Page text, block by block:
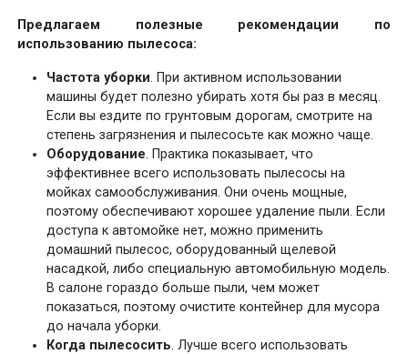
Предлагаем полезные рекомендации по
использованию пылесоса:
Частота уборки. При активном использовании
машины будет полезно убирать хотя бы раз в месяц.
Если вы ездите по грунтовым дорогам, смотрите на
степень загрязнения и пылесосьте как можно чаще.
Оборудование. Практика показывает, что
эффективнее всего использовать пылесосы на
мойках самообслуживания. Они очень мощные,
поэтому обеспечивают хорошее удаление пыли. Если
доступа к автомойке нет, можно применить
домашний пылесос, оборудованный щелевой
насадкой, либо специальную автомобильную модель.
В салоне гораздо больше пыли, чем может
показаться, поэтому очистите контейнер для мусора
до начала уборки.
Когда пылесосить. Лучше всего использовать